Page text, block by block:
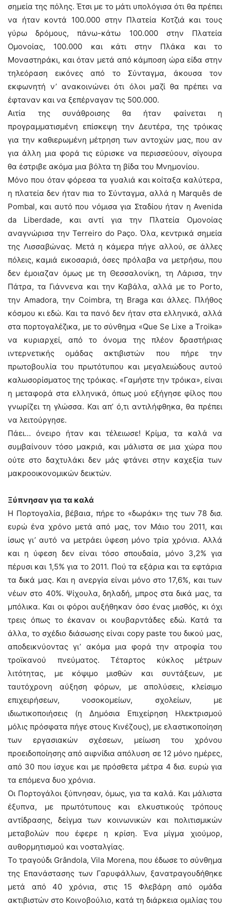
σημεία της πόλης. Έτσι με το μάτι υπολόγισα ότι θα πρέπει
να ήταν κοντά 100.000 στην Πλατεία Κοτζιά και τους
γύρω δρόμους, πάνω-κάτω 100.000 στην Πλατεία
Ομονοίας, 100.000 και κάτι στην Πλάκα και το
Μοναστηράκι, και όταν μετά από κάμποση ώρα είδα στην
τηλεόραση εικόνες από το Σύνταγμα, άκουσα τον
εκφωνητή ν’ ανακοινώνει ότι όλοι μαζί θα πρέπει να
έφταναν και να ξεπέρναγαν τις 500.000.
Αιτία της συνάθροισης θα ήταν φαίνεται η
προγραμματισμένη επίσκεψη την Δευτέρα, της τρόικας
για την καθιερωμένη μέτρηση των αντοχών μας, που αν
για άλλη μια φορά τις εύρισκε να περισσεύουν, σίγουρα
θα έστριβε ακόμα μια βόλτα τη βίδα του Μνημονίου.
Μόνο που όταν φόρεσα τα γυαλιά και κοίταξα καλύτερα,
η πλατεία δεν ήταν πια το Σύνταγμα, αλλά η Marquês de
Pombal, και αυτό που νόμισα για Σταδίου ήταν η Avenida
da Liberdade, και αντί για την Πλατεία Ομονοίας
αναγνώρισα την Terreiro do Paço. Όλα, κεντρικά σημεία
της Λισσαβώνας. Μετά η κάμερα πήγε αλλού, σε άλλες
πόλεις, καμιά εικοσαριά, όσες πρόλαβα να μετρήσω, που
δεν έμοιαζαν όμως με τη Θεσσαλονίκη, τη Λάρισα, την
Πάτρα, τα Γιάννενα και την Καβάλα, αλλά με το Porto,
την Amadora, την Coimbra, τη Braga και άλλες. Πλήθος
κόσμου κι εδώ. Και τα πανό δεν ήταν στα ελληνικά, αλλά
στα πορτογαλέζικα, με το σύνθημα «Que Se Lixe a Τroika»
να κυριαρχεί, από το όνομα της πλέον δραστήριας
ιντερνετικής ομάδας ακτιβιστών που πήρε την
πρωτοβουλία του πρωτότυπου και μεγαλειώδους αυτού
καλωσορίσματος της τρόικας. «Γαμήστε την τρόικα», είναι
η μεταφορά στα ελληνικά, όπως μού εξήγησε φίλος που
γνωρίζει τη γλώσσα. Και απ’ ό,τι αντιλήφθηκα, θα πρέπει
να λειτούργησε.
Πάει… όνειρο ήταν και τέλειωσε! Κρίμα, τα καλά να
συμβαίνουν τόσο μακριά, και μάλιστα σε μια χώρα που
ούτε στο δαχτυλάκι δεν μάς φτάνει στην καχεξία των
μακροοικονομικών δεικτών.
Ξύπνησαν για τα καλά
Η Πορτογαλία, βέβαια, πήρε το «δωράκι» της των 78 δισ.
ευρώ ένα χρόνο μετά από μας, τον Μάιο του 2011, και
ίσως γι’ αυτό να μετράει ύφεση μόνο τρία χρόνια. Αλλά
και η ύφεση δεν είναι τόσο σπουδαία, μόνο 3,2% για
πέρυσι και 1,5% για το 2011. Πού τα εξάρια και τα εφτάρια
τα δικά μας. Και η ανεργία είναι μόνο στο 17,6%, και των
νέων στο 40%. Ψίχουλα, δηλαδή, μπρος στα δικά μας, τα
μπόλικα. Και οι φόροι αυξήθηκαν όσο ένας μισθός, κι όχι
τρεις όπως το έκαναν οι κουβαρντάδες εδώ. Κατά τα
άλλα, το σχέδιο διάσωσης είναι copy paste του δικού μας,
αποδεικνύοντας γι’ ακόμα μια φορά την ατροφία του
τροϊκανού πνεύματος. Τέταρτος κύκλος μέτρων
λιτότητας, με κόψιμο μισθών και συντάξεων, με
ταυτόχρονη αύξηση φόρων, με απολύσεις, κλείσιμο
επιχειρήσεων, νοσοκομείων, σχολείων, με
ιδιωτικοποιήσεις (η Δημόσια Επιχείρηση Ηλεκτρισμού
μόλις πρόσφατα πήγε στους Κινέζους), με ελαστικοποίηση
των εργασιακών σχέσεων, μείωση του χρόνου
προειδοποίησης από αιφνίδια απόλυση σε 12 μόνο ημέρες,
από 30 που ίσχυε και με πρόσθετα μέτρα 4 δισ. ευρώ για
τα επόμενα δυο χρόνια.
Οι Πορτογάλοι ξύπνησαν, όμως, για τα καλά. Και μάλιστα
έξυπνα, με πρωτότυπους και ελκυστικούς τρόπους
αντίδρασης, δείγμα των κοινωνικών και πολιτισμικών
μεταβολών που έφερε η κρίση. Ένα μίγμα χιούμορ,
αυθορμητισμού και νοσταλγίας.
Το τραγούδι Grândola, Vila Morena, που έδωσε το σύνθημα
της Επανάστασης των Γαρυφάλλων, ξανατραγουδήθηκε
μετά από 40 χρόνια, στις 15 Φλεβάρη από ομάδα
ακτιβιστών στο Κοινοβούλιο, κατά τη διάρκεια ομιλίας του